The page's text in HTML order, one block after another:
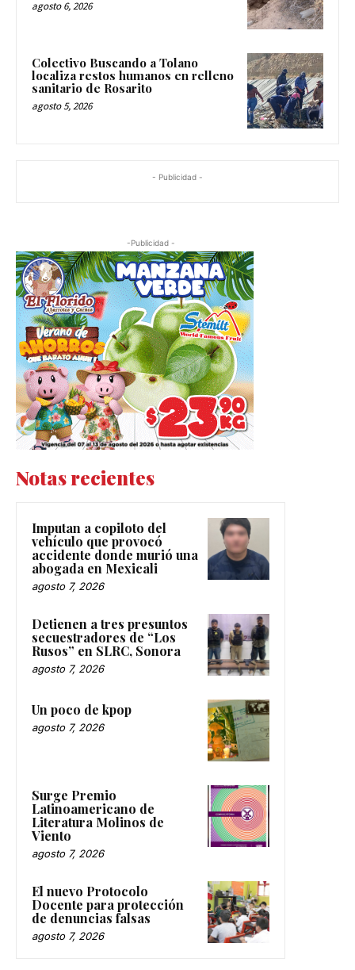
agosto 6, 2026
Colectivo Buscando a Tolano
localiza restos humanos en relleno
sanitario de Rosarito
agosto 5, 2026
- Publicidad -
-Publicidad -
Notas recientes
Imputan a copiloto del
vehículo que provocó
accidente donde murió una
abogada en Mexicali
agosto 7, 2026
Detienen a tres presuntos
secuestradores de “Los
Rusos” en SLRC, Sonora
agosto 7, 2026
Un poco de kpop
agosto 7, 2026
Surge Premio
Latinoamericano de
Literatura Molinos de
Viento
agosto 7, 2026
El nuevo Protocolo
Docente para protección
de denuncias falsas
agosto 7, 2026